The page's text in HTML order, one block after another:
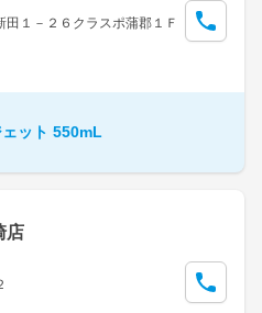
１－２６クラスポ蒲郡１Ｆ
ット 550mL
店